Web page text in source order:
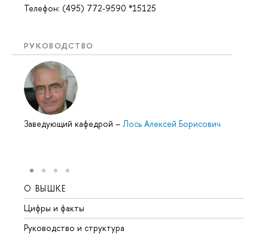
Телефон: (495) 772-9590 *15125
РУКОВОДСТВО
Заведующий кафедрой – Лось Алексей Борисович
О ВЫШКЕ
Цифры и факты
Руководство и структура